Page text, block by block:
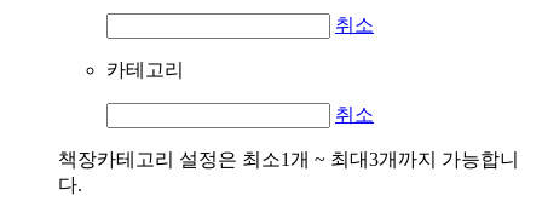
취소
카테고리
취소
책장카테고리 설정은 최소1개 ~ 최대3개까지 가능합니
다.